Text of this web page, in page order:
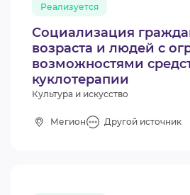
Социализация
возраста и людей с
возможностями
куклотерапии
Реализуется
Культура и искусство
Мегион Другой источник